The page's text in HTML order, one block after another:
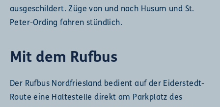
ausgeschildert. Züge von und nach Husum und St.
Peter-Ording fahren stündlich.
Mit dem Rufbus
Der Rufbus Nordfriesland bedient auf der Eiderstedt-
Route eine Haltestelle direkt am Parkplatz des